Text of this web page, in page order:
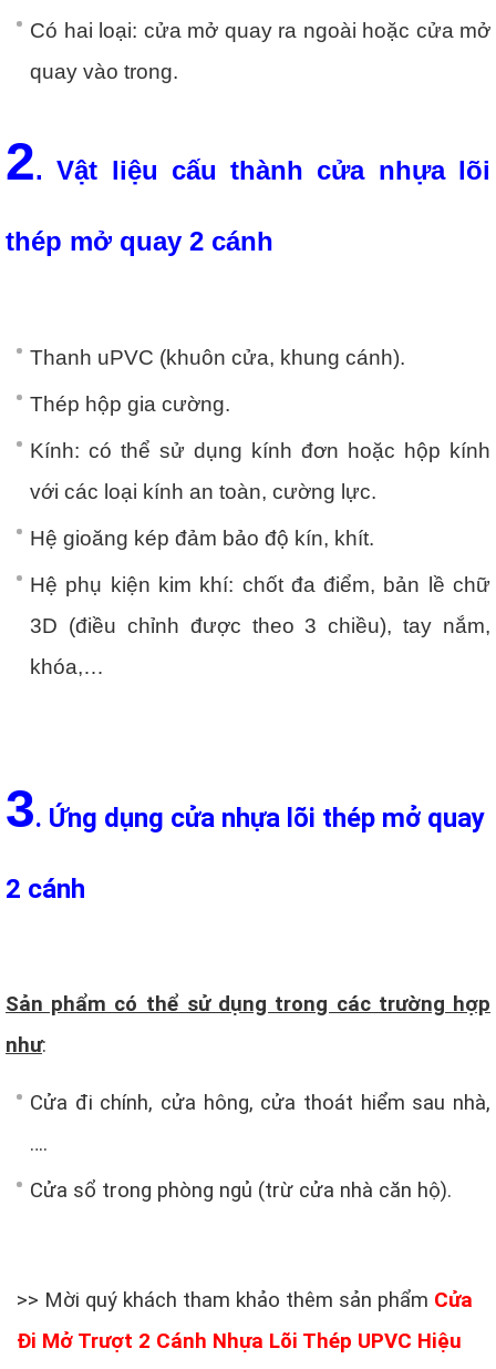
Có hai loại: cửa mở quay ra ngoài hoặc cửa mở
quay vào trong.
2. Vật liệu cấu thành cửa nhựa lõi
thép mở quay 2 cánh
Thanh uPVC (khuôn cửa, khung cánh).
Thép hộp gia cường.
Kính: có thể sử dụng kính đơn hoặc hộp kính
với các loại kính an toàn, cường lực.
Hệ gioăng kép đảm bảo độ kín, khít.
Hệ phụ kiện kim khí: chốt đa điểm, bản lề chữ
3D (điều chỉnh được theo 3 chiều), tay nắm,
khóa,…
3. Ứng dụng cửa nhựa lõi thép mở quay
2 cánh
Sản phẩm có thể sử dụng trong các trường hợp
như:
Cửa đi chính, cửa hông, cửa thoát hiểm sau nhà,
….
Cửa sổ trong phòng ngủ (trừ cửa nhà căn hộ).
>> Mời quý khách tham khảo thêm sản phẩm Cửa
Đi Mở Trượt 2 Cánh Nhựa Lõi Thép UPVC Hiệu